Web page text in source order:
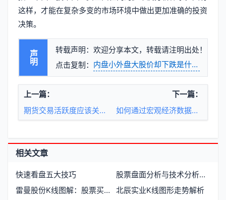
这样，才能在复杂多变的市场环境中做出更加准确的投资
决策。
声明
转载声明：欢迎分享本文，转载请注明出处！
点击复制： 内盘小外盘大股价却下跌是什么原因
上一篇：
期货交易活跃度应该关注哪个指标
下一篇：
如何通过宏观经济数据判断股票市场趋势
相关文章
快速看盘五大技巧
股票盘面分析与技术分析如何结合使用提高交易胜率
雷曼股份K线图解：股票买入的逻辑实战
北辰实业K线图形走势解析